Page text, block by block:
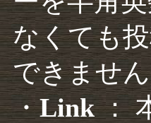
なくても
できませ
・Link：